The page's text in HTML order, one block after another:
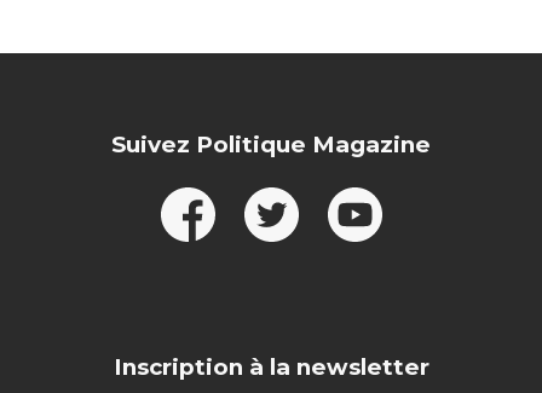
Suivez Politique Magazine
Inscription à la newsletter